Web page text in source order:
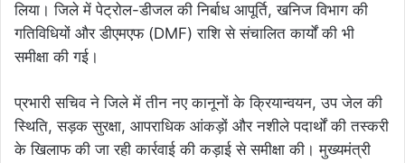
लिया। जिले में पेट्रोल-डीजल की निर्बाध आपूर्ति, खनिज विभाग की
गतिविधियों और डीएमएफ (DMF) राशि से संचालित कार्यों की भी
समीक्षा की गई।
प्रभारी सचिव ने जिले में तीन नए कानूनों के क्रियान्वयन, उप जेल की
स्थिति, सड़क सुरक्षा, आपराधिक आंकड़ों और नशीले पदार्थों की तस्करी
के खिलाफ की जा रही कार्रवाई की कड़ाई से समीक्षा की। मुख्यमंत्री